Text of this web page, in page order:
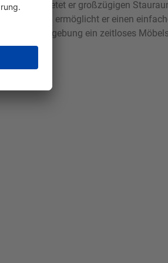
194 cm bietet er großzügigen
vier Türen ermöglicht er einen
Farbgebung ein zeitloses